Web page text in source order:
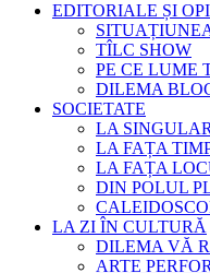
EDITORIALE ȘI
TÎLC SHOW
PE CE LUME
DILEMA
SOCIETATE
LA
LA FAȚA
LA FAȚA
DIN POLUL
LA ZI ÎN CULTURĂ
DILEMA VĂ
ARTE